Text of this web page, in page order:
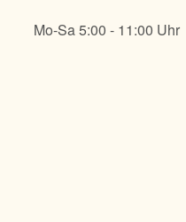
Mo-Sa 5:00 - 11:00 Uhr